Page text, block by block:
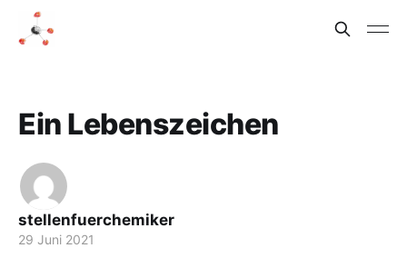
Ein Lebenszeichen
stellenfuerchemiker
29 Juni 2021